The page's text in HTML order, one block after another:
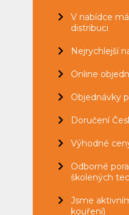
V nabídce
distribuci
Nejrychlejší
Online
Objednávky
Doručení
Výhodné
Odborné
školených
Jsme
kouření)